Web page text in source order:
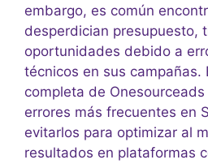
embargo, es común
desperdician presupuesto,
oportunidades debido a
técnicos en sus campañas.
completa de
errores más frecuentes en
evitarlos para optimizar al
resultados en plataformas